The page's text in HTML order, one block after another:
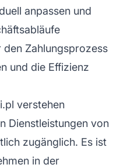
anpassen und
Zahlungsprozess
und die Effizienz
verstehen
Dienstleistungen von
zugänglich. Es ist
in der